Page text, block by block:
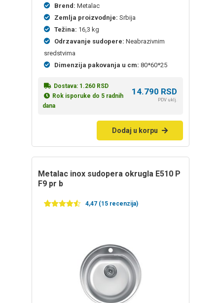
Brend: Metalac
Zemlja proizvodnje: Srbija
Težina: 16,3 kg
Odrzavanje sudopere: Neabrazivnim
sredstvima
Dimenzija pakovanja u cm: 80*60*25
Dostava: 1.260 RSD
Rok isporuke do 5 radnih
dana
14.790 RSD
PDV uklj.
Dodaj u korpu
Metalac inox sudopera okrugla E510 P
F9 pr b
4,47 (15 recenzija)